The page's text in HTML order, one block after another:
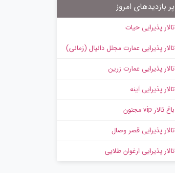
پر بازدیدهای امروز
تالار پذیرایی حیات
تالار پذیرایی عمارت مجلل دانیال (زمانی)
تالار پذیرایی عمارت زرین
تالار پذیرایی آینه
باغ تالار vip مجنون
تالار پذیرایی قصر وصال
تالار پذیرایی ارغوان طلایی